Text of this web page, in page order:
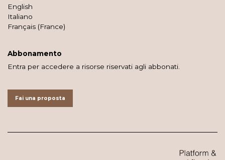
English
Italiano
Français (France)
Abbonamento
Entra per accedere a risorse riservati agli abbonati.
Fai una proposta